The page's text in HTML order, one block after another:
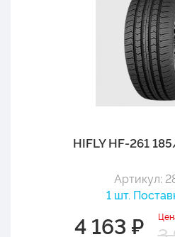
HIFLY HF-261
Артикул:
1 шт.
4 163 ₽